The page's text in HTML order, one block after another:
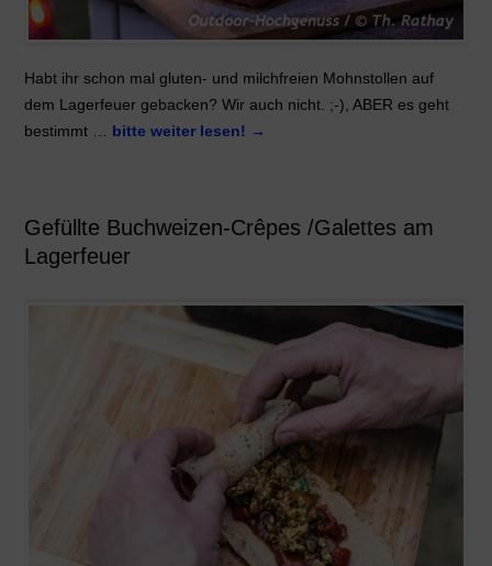
Habt ihr schon mal gluten- und milchfreien Mohnstollen auf
dem Lagerfeuer gebacken? Wir auch nicht. ;-), ABER es geht
bestimmt … bitte weiter lesen! →
Gefüllte Buchweizen-Crêpes /Galettes am
Lagerfeuer